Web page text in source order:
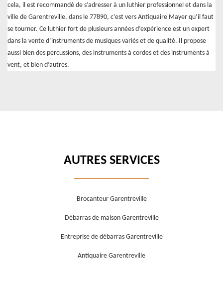
cela, il est recommandé de s’adresser à un luthier professionnel et dans la
ville de Garentreville, dans le 77890, c’est vers Antiquaire Mayer qu’il faut
se tourner. Ce luthier fort de plusieurs années d’expérience est un expert
dans la vente d’instruments de musiques variés et de qualité. Il propose
aussi bien des percussions, des instruments à cordes et des instruments à
vent, et bien d’autres.
AUTRES SERVICES
Brocanteur Garentreville
Débarras de maison Garentreville
Entreprise de débarras Garentreville
Antiquaire Garentreville